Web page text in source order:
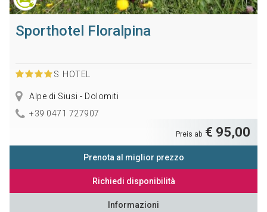
Sporthotel Floralpina
S HOTEL
Alpe di Siusi - Dolomiti
+39 0471 727907
Preis ab € 95,00
Prenota al miglior prezzo
Richiedi disponibilità
Informazioni